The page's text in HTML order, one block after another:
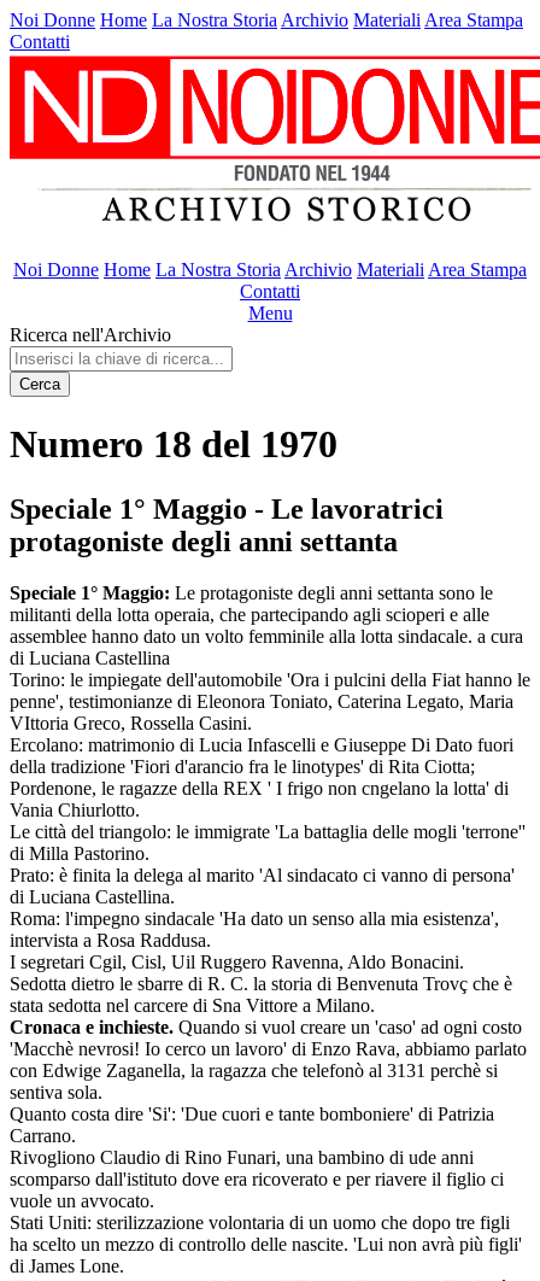
Noi Donne Home La Nostra Storia Archivio Materiali Area Stampa
Contatti
Noi Donne Home La Nostra Storia Archivio Materiali Area Stampa
Contatti
Menu
Ricerca nell'Archivio
Cerca
Numero 18 del 1970
Speciale 1° Maggio - Le lavoratrici
protagoniste degli anni settanta
Speciale 1° Maggio: Le protagoniste degli anni settanta sono le
militanti della lotta operaia, che partecipando agli scioperi e alle
assemblee hanno dato un volto femminile alla lotta sindacale. a cura
di Luciana Castellina
Torino: le impiegate dell'automobile 'Ora i pulcini della Fiat hanno le
penne', testimonianze di Eleonora Toniato, Caterina Legato, Maria
VIttoria Greco, Rossella Casini.
Ercolano: matrimonio di Lucia Infascelli e Giuseppe Di Dato fuori
della tradizione 'Fiori d'arancio fra le linotypes' di Rita Ciotta;
Pordenone, le ragazze della REX ' I frigo non cngelano la lotta' di
Vania Chiurlotto.
Le città del triangolo: le immigrate 'La battaglia delle mogli 'terrone''
di Milla Pastorino.
Prato: è finita la delega al marito 'Al sindacato ci vanno di persona'
di Luciana Castellina.
Roma: l'impegno sindacale 'Ha dato un senso alla mia esistenza',
intervista a Rosa Raddusa.
I segretari Cgil, Cisl, Uil Ruggero Ravenna, Aldo Bonacini.
Sedotta dietro le sbarre di R. C. la storia di Benvenuta Trovç che è
stata sedotta nel carcere di Sna Vittore a Milano.
Cronaca e inchieste. Quando si vuol creare un 'caso' ad ogni costo
'Macchè nevrosi! Io cerco un lavoro' di Enzo Rava, abbiamo parlato
con Edwige Zaganella, la ragazza che telefonò al 3131 perchè si
sentiva sola.
Quanto costa dire 'Si': 'Due cuori e tante bomboniere' di Patrizia
Carrano.
Rivogliono Claudio di Rino Funari, una bambino di ude anni
scomparso dall'istituto dove era ricoverato e per riavere il figlio ci
vuole un avvocato.
Stati Uniti: sterilizzazione volontaria di un uomo che dopo tre figli
ha scelto un mezzo di controllo delle nascite. 'Lui non avrà più figli'
di James Lone.